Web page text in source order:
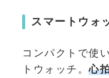
スマートウォ
コンパクトで使
トウォッチ。心